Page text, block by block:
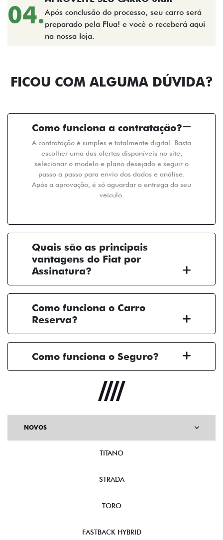
04.Após conclusão do processo, seu carro será
preparado pela Flua! e você o receberá aqui
na nossa loja.
FICOU COM ALGUMA DÚVIDA?
Como funciona a contratação?
A contratação é simples e totalmente digital. Basta
escolher uma das ofertas disponíveis no site,
selecionar o modelo e plano desejado e seguir o
passo a passo para envio dos dados e análise.
Após a aprovação, é só aguardar a entrega do seu
veículo.
Quais são as principais
vantagens do Fiat por
Assinatura?
Como funciona o Carro
Reserva?
Como funciona o Seguro?
NOVOS
TITANO
STRADA
TORO
FASTBACK HYBRID